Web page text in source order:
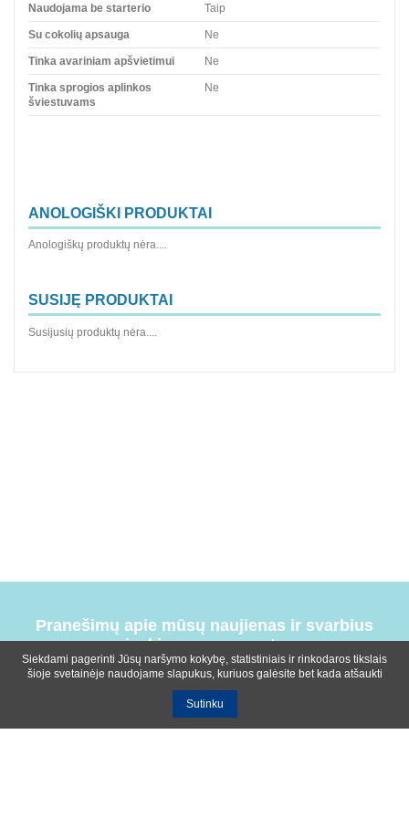
Naudojama be starterio Taip
Su cokolių apsauga Ne
Tinka avariniam apšvietimui Ne
Tinka sprogios aplinkos
šviestuvams
Ne
ANOLOGIŠKI PRODUKTAI
Anologiškų produktų nėra....
SUSIJĘ PRODUKTAI
Susijusių produktų nėra....
Pranešimų apie mūsų naujienas ir svarbius
įvykius prenumerata
Siekdami pagerinti Jūsų naršymo kokybę, statistiniais ir rinkodaros tikslais
šioje svetainėje naudojame slapukus, kuriuos galėsite bet kada atšaukti
Sutinku